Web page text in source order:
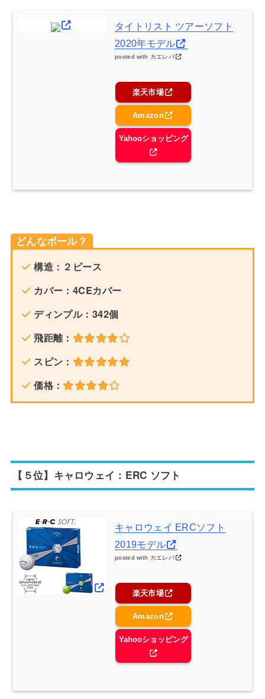
タイトリスト ツアーソフト
2020年モデル
posted with カエレバ
楽天市場
Amazon
Yahooショッピング
どんなボール？
構造：２ピース
カバー：4CEカバー
ディンプル：342個
飛距離：
スピン：
価格：
【５位】キャロウェイ：ERC ソフト
キャロウェイ ERCソフト
2019モデル
posted with カエレバ
楽天市場
Amazon
Yahooショッピング